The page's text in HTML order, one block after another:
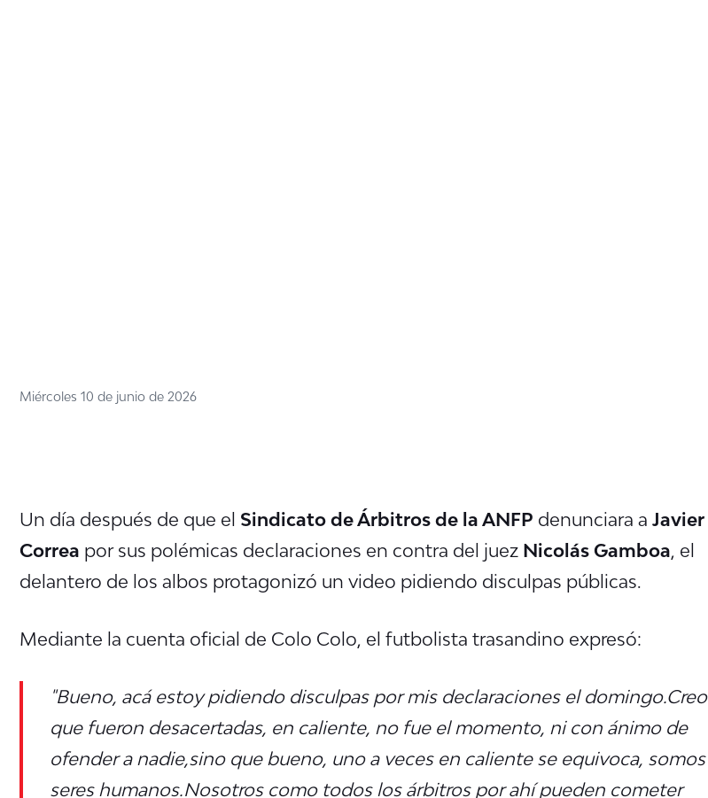
Miércoles 10 de junio de 2026
Un día después de que el Sindicato de Árbitros de la ANFP denunciara a Javier
Correa por sus polémicas declaraciones en contra del juez Nicolás Gamboa , el
delantero de los albos protagonizó un video pidiendo disculpas públicas.
Mediante la cuenta oficial de Colo Colo, el futbolista trasandino expresó:
"Bueno, acá estoy pidiendo disculpas por mis declaraciones el domingo. Creo
que fueron desacertadas, en caliente, no fue el momento, ni con ánimo de
ofender a nadie, sino que bueno, uno a veces en caliente se equivoca, somos
seres humanos. Nosotros como todos los árbitros por ahí pueden cometer